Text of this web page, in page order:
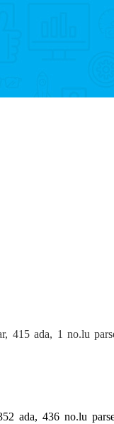
415 ada, 1 no.lu
ada, 436 no.lu